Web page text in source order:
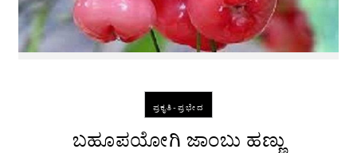
ಪ್ರಕೃತಿ-ಪ್ರಭೇದ
ಬಹೂಪಯೋಗಿ ಜಾಂಬು ಹಣ್ಣು